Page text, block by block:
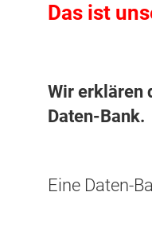
Das ist
Wir erklären
Daten-Bank.
Eine Daten-